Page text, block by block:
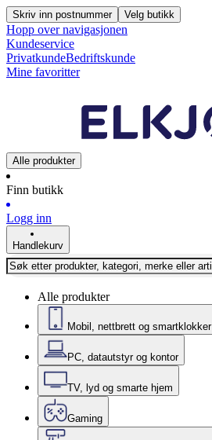
Skriv inn postnummer Velg butikk
Hopp over navigasjonen
Kundeservice
PrivatkundeBedriftskunde
Mine favoritter
Alle produkter
Finn butikk
Logg inn
Handlekurv
Alle produkter
Mobil, nettbrett og smartklokker
PC, datautstyr og kontor
TV, lyd og smarte hjem
Gaming